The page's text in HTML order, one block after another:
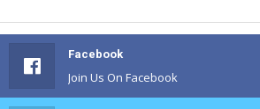
Facebook
Join Us On Facebook